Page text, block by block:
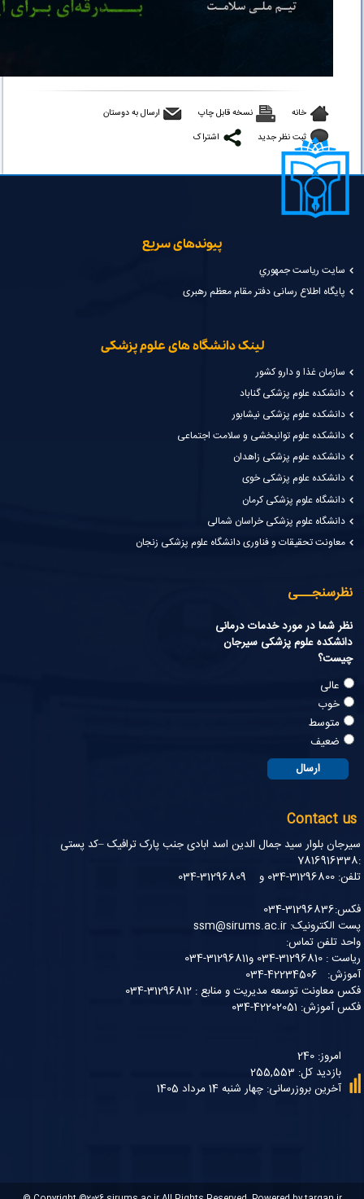
خانه نسخه قابل چاپ
ارسال به دوستان
ثبت نظر جدید
اشتراک
پیوندهای سریع
سايت رياست جمهوري
پایگاه اطلاع رسانی دفتر مقام معظم رهبری
لینک دانشگاه های علوم پزشکی
سازمان غذا و دارو کشور
دانشکده علوم پزشکی گناباد
دانشکده علوم پزشکی نیشابور
دانشکده علوم توانبخشی و سلامت اجتماعی
دانشکده علوم پزشکی زاهدان
دانشکده علوم پزشکی خوی
دانشگاه علوم پزشکی کرمان
دانشگاه علوم پزشکی خراسان شمالی
معاونت تحقیقات و فناوری دانشگاه علوم پزشکی زنجان
نظرسنجـــی
نظر شما در مورد خدمات درمانی
دانشکده علوم پزشکی سیرجان
چیست؟
عالی
خوب
متوسط
ضعیف
Contact us
سیرجان بلوار سید جمال الدین اسد ابادی جنب پارک ترافیک –کد پستی
:7816916338
تلفن: 31296800-034 و 31296809-034
فکس:31296836-034
پست الکترونیک: ssm@sirums.ac.ir
واحد تلفن تماس:
ریاست : 31296810-034 و31296811-034
آموزش: 42234506-034
فکس معاونت توسعه مدیریت و منابع : 31296812-034
فکس آموزش: 42202051-034
امروز: 240
بازدید کل: 255,553
آخرین بروزرسانی: چهار شنبه 14 مرداد 1405